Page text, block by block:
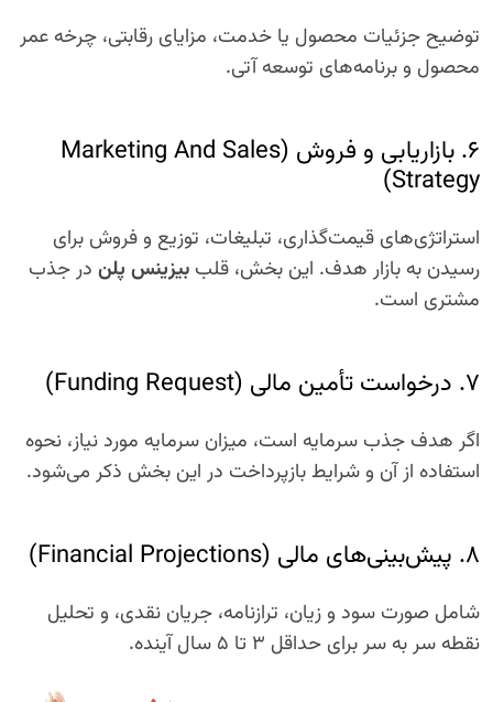
توضیح جزئیات محصول یا خدمت، مزایای رقابتی، چرخه عمر
محصول و برنامه‌های توسعه آتی.
۶. بازاریابی و فروش (Marketing And Sales
Strategy)
استراتژی‌های قیمت‌گذاری، تبلیغات، توزیع و فروش برای
رسیدن به بازار هدف. این بخش، قلب بیزینس پلن در جذب
مشتری است.
۷. درخواست تأمین مالی (Funding Request)
اگر هدف جذب سرمایه است، میزان سرمایه مورد نیاز، نحوه
استفاده از آن و شرایط بازپرداخت در این بخش ذکر می‌شود.
۸. پیش‌بینی‌های مالی (Financial Projections)
شامل صورت سود و زیان، ترازنامه، جریان نقدی، و تحلیل
نقطه سر به سر برای حداقل ۳ تا ۵ سال آینده.